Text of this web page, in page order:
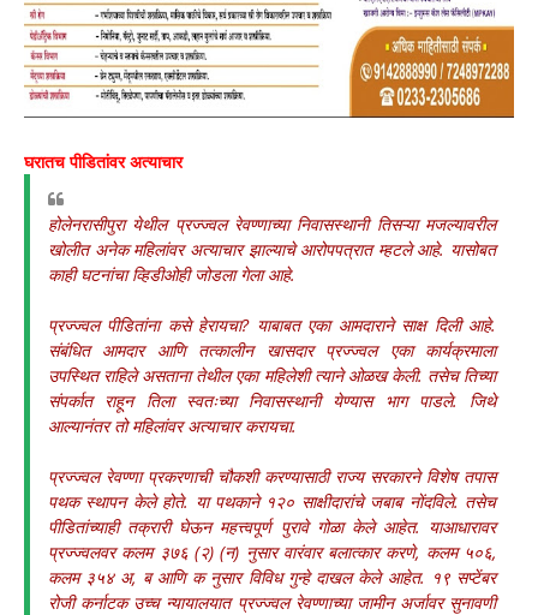
घरातच पीडितांवर अत्याचार
होलेनरासीपुरा येथील प्रज्ज्वल रेवण्णाच्या निवासस्थानी तिसऱ्या मजल्यावरील
खोलीत अनेक महिलांवर अत्याचार झाल्याचे आरोपपत्रात म्हटले आहे. यासोबत
काही घटनांचा व्हिडीओही जोडला गेला आहे.
प्रज्ज्वल पीडितांना कसे हेरायचा? याबाबत एका आमदाराने साक्ष दिली आहे.
संबंधित आमदार आणि तत्कालीन खासदार प्रज्ज्वल एका कार्यक्रमाला
उपस्थित राहिले असताना तेथील एका महिलेशी त्याने ओळख केली. तसेच तिच्या
संपर्कात राहून तिला स्वतःच्या निवासस्थानी येण्यास भाग पाडले. जिथे
आल्यानंतर तो महिलांवर अत्याचार करायचा.
प्रज्ज्वल रेवण्णा प्रकरणाची चौकशी करण्यासाठी राज्य सरकारने विशेष तपास
पथक स्थापन केले होते. या पथकाने १२० साक्षीदारांचे जबाब नोंदविले. तसेच
पीडितांच्याही तक्रारी घेऊन महत्त्वपूर्ण पुरावे गोळा केले आहेत. याआधारावर
प्रज्ज्वलवर कलम ३७६ (२) (न) नुसार वारंवार बलात्कार करणे, कलम ५०६,
कलम ३५४ अ, ब आणि क नुसार विविध गुन्हे दाखल केले आहेत. १९ सप्टेंबर
रोजी कर्नाटक उच्च न्यायालयात प्रज्ज्वल रेवण्णाच्या जामीन अर्जावर सुनावणी